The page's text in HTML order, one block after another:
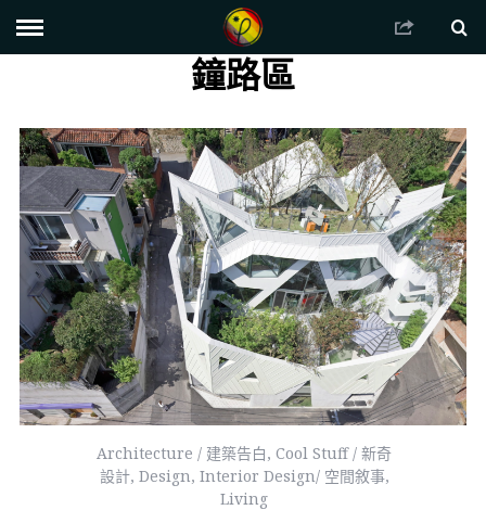
鐘路區
Architecture / 建築告白,Cool Stuff / 新奇
設計, Design, Interior Design/ 空間敘事,
Living